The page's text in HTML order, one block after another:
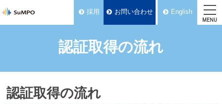
採用 お問い合わせ English
MENU
認証取得の流れ
認証取得の流れ